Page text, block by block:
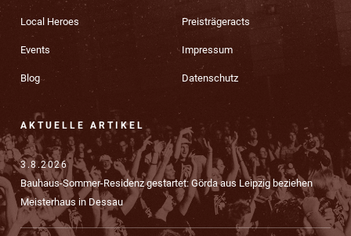
Local Heroes
Events
Blog
Preisträgeracts
Impressum
Datenschutz
AKTUELLE ARTIKEL
3.8.2026
Bauhaus-Sommer-Residenz gestartet: Görda aus Leipzig beziehen
Meisterhaus in Dessau